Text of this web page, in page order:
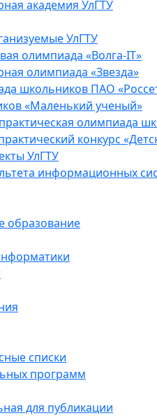
академия УлГТУ
УлГТУ
олимпиада «Волга-IT»
олимпиада «Звезда»
школьников ПАО
«Маленький ученый»
олимпиада
конкурс
УлГТУ
информационных
образование
списки
программ
для публикации